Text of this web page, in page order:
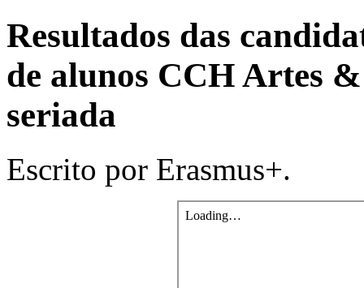
Resultados das
de alunos CCH Artes
seriada
Escrito por Erasmus+.